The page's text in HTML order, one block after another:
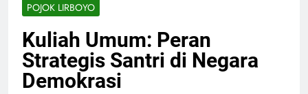
POJOK LIRBOYO
Kuliah Umum: Peran
Strategis Santri di Negara
Demokrasi